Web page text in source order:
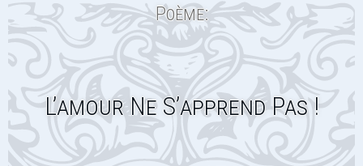
Poème:
L’amour Ne S’apprend Pas !